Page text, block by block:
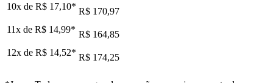
10x de R$ 17,10* R$ 170,97
11x de R$ 14,99* R$ 164,85
12x de R$ 14,52* R$ 174,25